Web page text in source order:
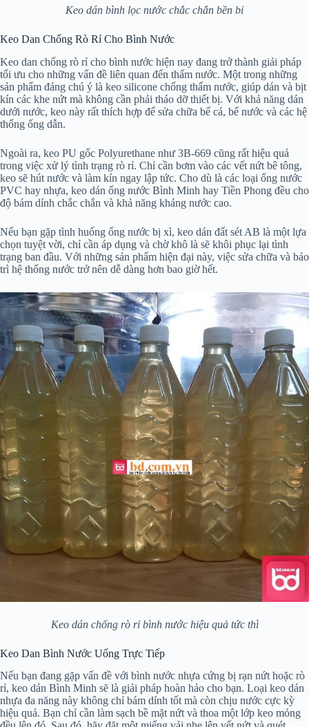
Keo dán bình lọc nước chắc chắn bền bỉ
Keo Dan Chống Rò Rỉ Cho Bình Nước
Keo dan chống rò rỉ cho bình nước hiện nay đang trở thành giải pháp
tối ưu cho những vấn đề liên quan đến thấm nước. Một trong những
sản phẩm đáng chú ý là keo silicone chống thấm nước, giúp dán và bịt
kín các khe nứt mà không cần phải tháo dỡ thiết bị. Với khả năng dán
dưới nước, keo này rất thích hợp để sửa chữa bể cá, bể nước và các hệ
thống ống dẫn.
Ngoài ra, keo PU gốc Polyurethane như 3B-669 cũng rất hiệu quả
trong việc xử lý tình trạng rò rỉ. Chỉ cần bơm vào các vết nứt bê tông,
keo sẽ hút nước và làm kín ngay lập tức. Cho dù là các loại ống nước
PVC hay nhựa, keo dán ống nước Bình Minh hay Tiền Phong đều cho
độ bám dính chắc chắn và khả năng kháng nước cao.
Nếu bạn gặp tình huống ống nước bị xì, keo dán đất sét AB là một lựa
chọn tuyệt vời, chỉ cần áp dụng và chờ khô là sẽ khôi phục lại tình
trạng ban đầu. Với những sản phẩm hiện đại này, việc sửa chữa và bảo
trì hệ thống nước trở nên dễ dàng hơn bao giờ hết.
Keo dán chống rò rỉ bình nước hiệu quả tức thì
Keo Dan Bình Nước Uống Trực Tiếp
Nếu bạn đang gặp vấn đề với bình nước nhựa cứng bị rạn nứt hoặc rò
rỉ, keo dán Bình Minh sẽ là giải pháp hoàn hảo cho bạn. Loại keo dán
nhựa đa năng này không chỉ bám dính tốt mà còn chịu nước cực kỳ
hiệu quả. Bạn chỉ cần làm sạch bề mặt nứt và thoa một lớp keo mỏng